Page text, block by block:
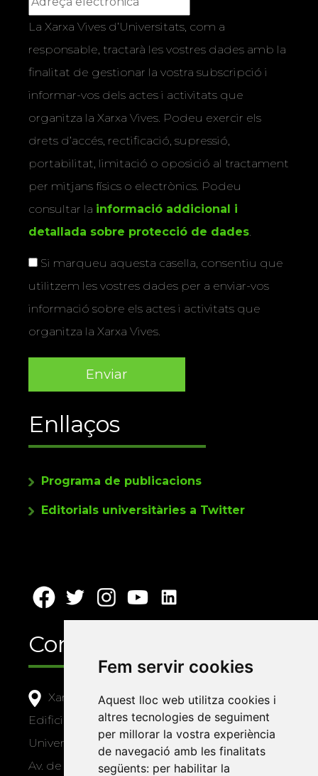
Fem servir cookies
Aquest lloc web utilitza cookies i
altres tecnologies de seguiment
per millorar la vostra experiència
de navegació amb les finalitats
següents: per habilitar la
La Xarxa Vives d’Universitats, com a
responsable, tractarà les vostres dades amb la
finalitat de gestionar la vostra subscripció i
informar-vos dels actes i activitats que
organitza la Xarxa Vives. Podeu exercir els
drets d’accés, rectificació, supressió,
portabilitat, limitació o oposició al tractament
per mitjans físics o electrònics. Podeu
consultar la informació addicional i
detallada sobre protecció de dades.
Si marqueu aquesta casella, consentiu que
utilitzem les vostres dades per a enviar-vos
informació sobre els actes i activitats que
organitza la Xarxa Vives.
Enllaços
Programa de publicacions
Editorials universitàries a Twitter
Contacte
Xarxa Vives d'Universitats
Edifici Àgora
Universitat Jaume I, local 10
Av. de Vicent Sos Baynat, s/n